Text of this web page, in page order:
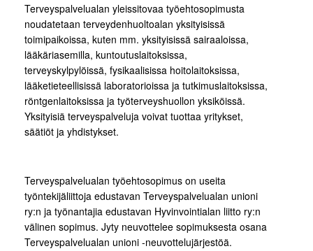
Terveyspalvelualan yleissitovaa työehtosopimusta
noudatetaan terveydenhuoltoalan yksityisissä
toimipaikoissa, kuten mm. yksityisissä sairaaloissa,
lääkäriasemilla, kuntoutuslaitoksissa,
terveyskylpylöissä, fysikaalisissa hoitolaitoksissa,
lääketieteellisissä laboratorioissa ja tutkimuslaitoksissa,
röntgenlaitoksissa ja työterveyshuollon yksiköissä.
Yksityisiä terveyspalveluja voivat tuottaa yritykset,
säätiöt ja yhdistykset.
Terveyspalvelualan työehtosopimus on useita
työntekijäliittoja edustavan Terveyspalvelualan unioni
ry:n ja työnantajia edustavan Hyvinvointialan liitto ry:n
välinen sopimus. Jyty neuvottelee sopimuksesta osana
Terveyspalvelualan unioni -neuvottelujärjestöä.